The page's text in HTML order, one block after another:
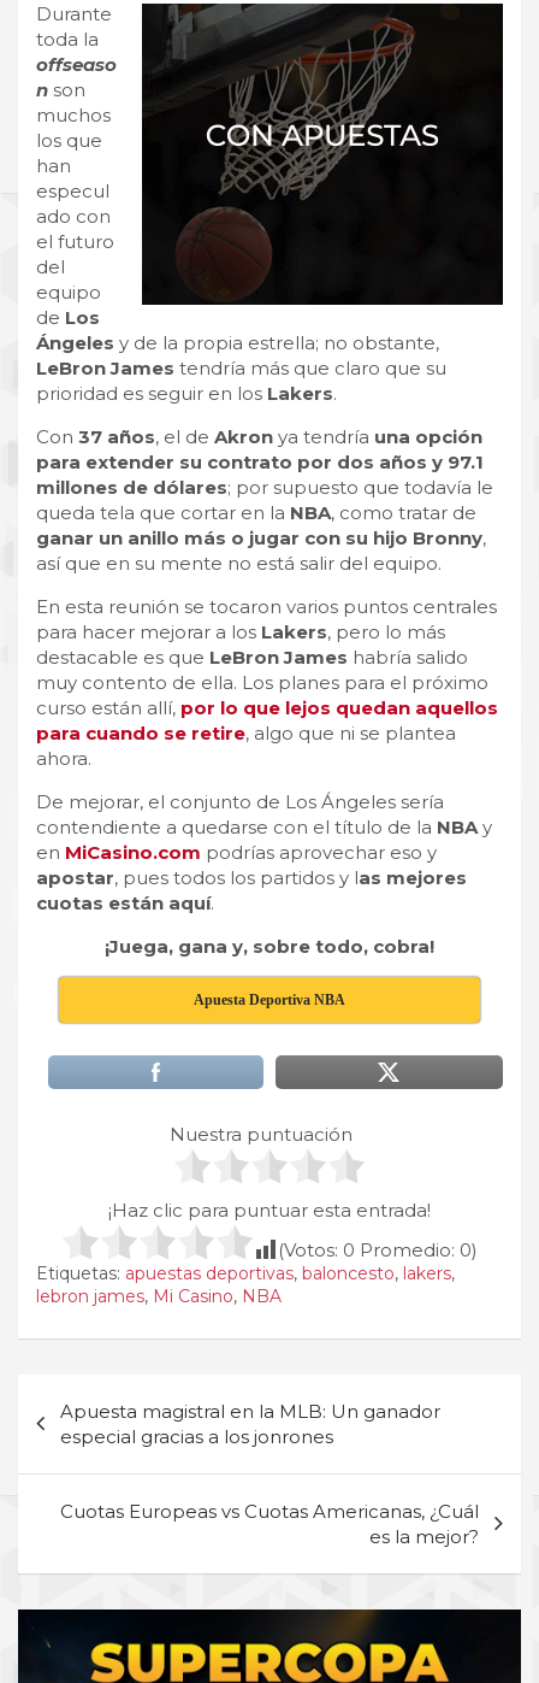
Durante
toda la
offseaso
n son
muchos
los que
han
especul
ado con
el futuro
del
equipo
de Los
Ángeles y de la propia estrella; no obstante,
LeBron James tendría más que claro que su
prioridad es seguir en los Lakers.
Con 37 años, el de Akron ya tendría una opción
para extender su contrato por dos años y 97.1
millones de dólares; por supuesto que todavía le
queda tela que cortar en la NBA, como tratar de
ganar un anillo más o jugar con su hijo Bronny,
así que en su mente no está salir del equipo.
En esta reunión se tocaron varios puntos centrales
para hacer mejorar a los Lakers, pero lo más
destacable es que LeBron James habría salido
muy contento de ella. Los planes para el próximo
curso están allí, por lo que lejos quedan aquellos
para cuando se retire, algo que ni se plantea
ahora.
De mejorar, el conjunto de Los Ángeles sería
contendiente a quedarse con el título de la NBAy
en MiCasino.com podrías aprovechar eso y
apostar, pues todos los partidos y las mejores
cuotas están aquí.
¡Juega, gana y, sobre todo, cobra!
Apuesta Deportiva NBA
Nuestra puntuación
¡Haz clic para puntuar esta entrada!
(Votos: 0 Promedio: 0)
Etiquetas: apuestas deportivas, baloncesto, lakers,
lebron james, Mi Casino, NBA
de
entradas
Apuesta magistral en la MLB: Un ganador
especial gracias a los jonrones
Cuotas Europeas vs Cuotas Americanas, ¿Cuál
es la mejor?
d